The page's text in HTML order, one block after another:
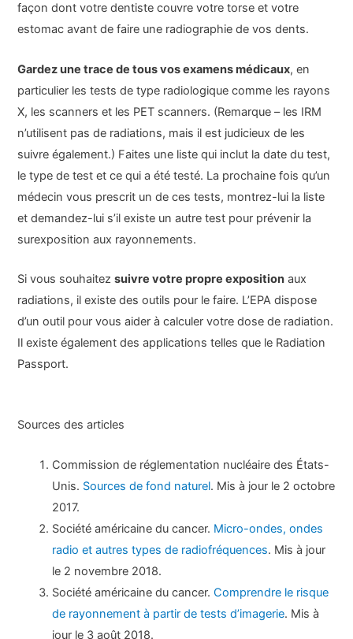
façon dont votre dentiste couvre votre torse et votre
estomac avant de faire une radiographie de vos dents.
Gardez une trace de tous vos examens médicaux, en
particulier les tests de type radiologique comme les rayons
X, les scanners et les PET scanners. (Remarque – les IRM
n’utilisent pas de radiations, mais il est judicieux de les
suivre également.) Faites une liste qui inclut la date du test,
le type de test et ce qui a été testé. La prochaine fois qu’un
médecin vous prescrit un de ces tests, montrez-lui la liste
et demandez-lui s’il existe un autre test pour prévenir la
surexposition aux rayonnements.
Si vous souhaitezsuivre votre propre exposition aux
radiations, il existe des outils pour le faire. L’EPA dispose
d’un outil pour vous aider à calculer votre dose de radiation.
Il existe également des applications telles que le Radiation
Passport.
Sources des articles
Commission de réglementation nucléaire des États-
Unis. Sources de fond naturel. Mis à jour le 2 octobre
2017.
Société américaine du cancer. Micro-ondes, ondes
radio et autres types de radiofréquences. Mis à jour
le 2 novembre 2018.
Société américaine du cancer.Comprendre le risque
de rayonnement à partir de tests d’imagerie. Mis à
jour le 3 août 2018.